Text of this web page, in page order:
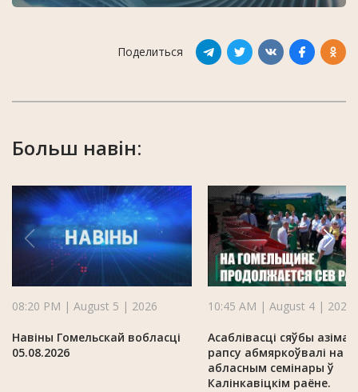
Поделиться
Больш навін:
08:20 PM | August 5 | 2026
Навіны Гомельскай вобласці
05.08.2026
10:45 AM | August 4 | 2026
Асаблівасці сяўбы
рапсу абмяркоўвалі на
абласным семінары ў
Калінкавіцкім раёне.